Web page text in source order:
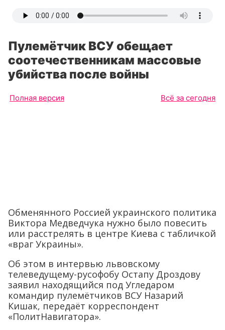
Пулемётчик ВСУ обещает
соотечественникам массовые
убийства после войны
Полная версия Всё за сегодня
Обменянного Россией украинского политика
Виктора Медведчука нужно было повесить
или расстрелять в центре Киева с табличкой
«враг Украины».
Об этом в интервью львовскому
телеведущему-русофобу Остапу Дроздову
заявил находящийся под Угледаром
командир пулемётчиков ВСУ Назарий
Кишак, передаёт корреспондент
«ПолитНавигатора».